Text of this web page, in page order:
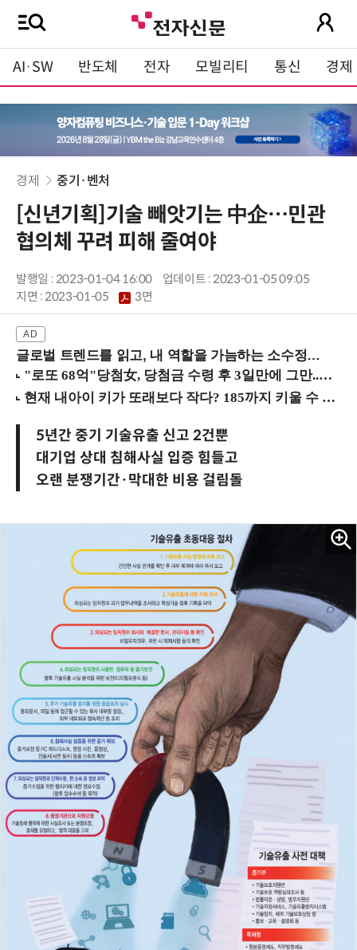
AI·SW 반도체 전자 모빌리티 통신 경제
경제 중기·벤처
[신년기획]기술 빼앗기는 中企…민관
협의체 꾸려 피해 줄여야
발행일 : 2023-01-04 16:00
업데이트 : 2023-01-05 09:05
지면 :2023-01-05 3면
글로벌 트렌드를 읽고, 내 역할을 가늠하는 소수정예 실습 워크숍 (8/28 신논현역)
5년간 중기 기술유출 신고 2건뿐
대기업 상대 침해사실 입증 힘들고
오랜 분쟁기간·막대한 비용 걸림돌